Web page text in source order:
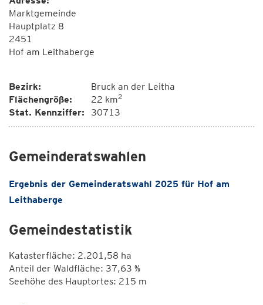
Marktgemeinde
Hauptplatz 8
2451
Hof am Leithaberge
Bezirk:
Bruck an der Leitha
Flächengröße:
22 km2
Stat. Kennziffer: 30713
Gemeinderatswahlen
Ergebnis der Gemeinderatswahl 2025 für Hof am
Leithaberge
Gemeindestatistik
Katasterfläche: 2.201,58 ha
Anteil der Waldfläche: 37,63 %
Seehöhe des Hauptortes: 215 m